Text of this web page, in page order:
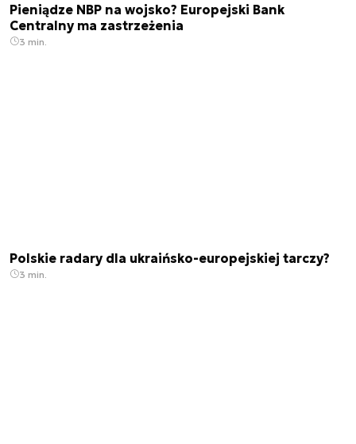
Pieniądze NBP na wojsko? Europejski Bank
Centralny ma zastrzeżenia
3 min.
Polskie radary dla ukraińsko-europejskiej tarczy?
3 min.